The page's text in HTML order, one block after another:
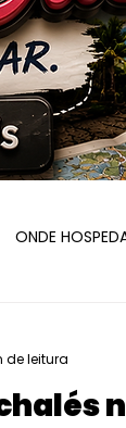
ONDE
de leitura